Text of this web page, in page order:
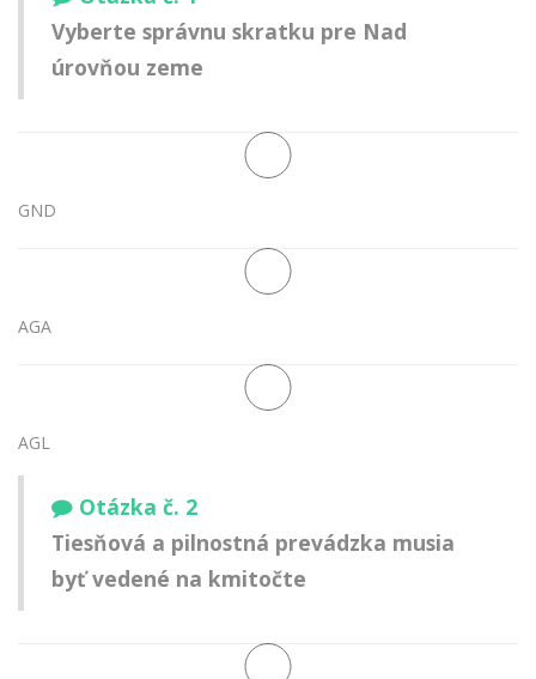
Vyberte správnu skratku pre Nad
úrovňou zeme
GND
AGA
AGL
Otázka č. 2
Tiesňová a pilnostná prevádzka musia
byť vedené na kmitočte